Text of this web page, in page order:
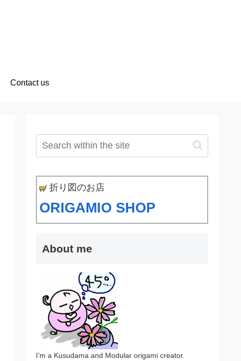
Contact us
折り図のお店
ORIGAMIO SHOP
About me
I’m a Kusudama and Modular origami creator.